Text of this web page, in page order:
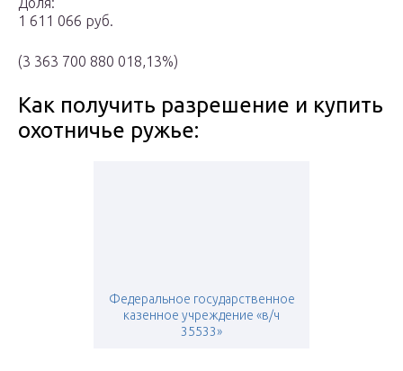
1 611 066 руб.
(3 363 700 880 018,13%)
Как получить разрешение и купить
охотничье ружье:
Федеральное государственное
казенное учреждение «в/ч
35533»